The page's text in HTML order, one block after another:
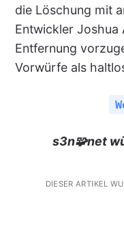
die Löschung mit
Entwickler Joshua
Entfernung
Vorwürfe als
s3n🧩net
DIESER ARTIKEL